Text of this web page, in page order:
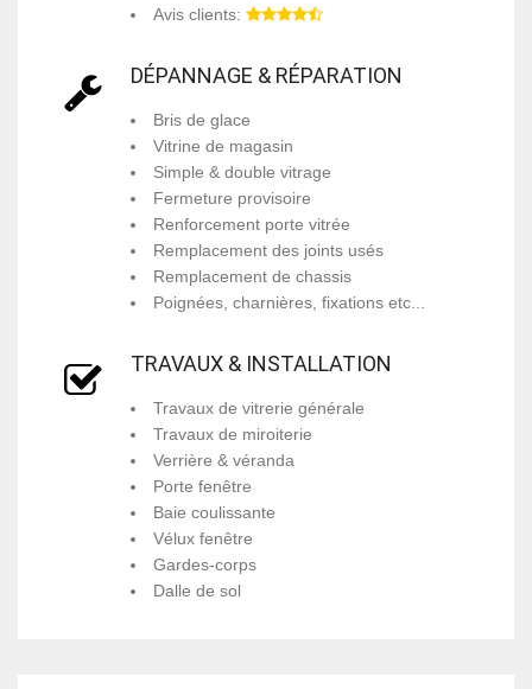
Avis clients:
DÉPANNAGE & RÉPARATION
Bris de glace
Vitrine de magasin
Simple & double vitrage
Fermeture provisoire
Renforcement porte vitrée
Remplacement des joints usés
Remplacement de chassis
Poignées, charnières, fixations etc...
TRAVAUX & INSTALLATION
Travaux de vitrerie générale
Travaux de miroiterie
Verrière & véranda
Porte fenêtre
Baie coulissante
Vélux fenêtre
Gardes-corps
Dalle de sol